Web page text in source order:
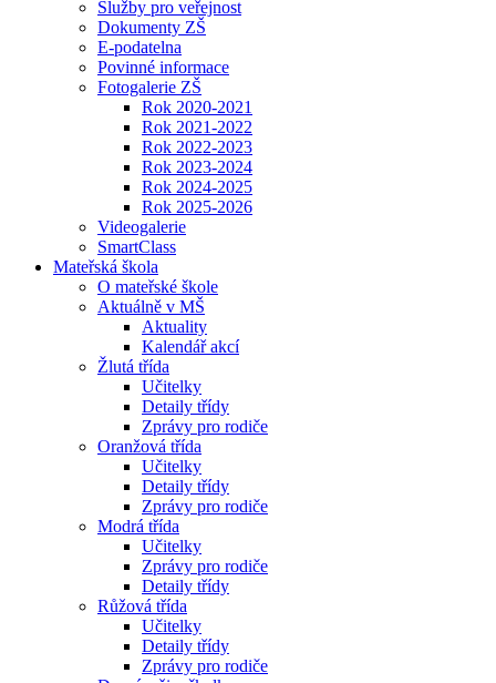
Služby pro veřejnost
Dokumenty ZŠ
E-podatelna
Povinné informace
Fotogalerie ZŠ
Rok 2020-2021
Rok 2021-2022
Rok 2022-2023
Rok 2023-2024
Rok 2024-2025
Rok 2025-2026
Videogalerie
SmartClass
Mateřská škola
O mateřské škole
Aktuálně v MŠ
Aktuality
Kalendář akcí
Žlutá třída
Učitelky
Detaily třídy
Zprávy pro rodiče
Oranžová třída
Učitelky
Detaily třídy
Zprávy pro rodiče
Modrá třída
Učitelky
Zprávy pro rodiče
Detaily třídy
Růžová třída
Učitelky
Detaily třídy
Zprávy pro rodiče